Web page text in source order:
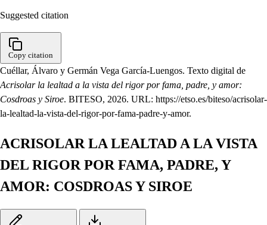
Suggested citation
Copy citation
Cuéllar, Álvaro y Germán Vega García-Luengos. Texto digital de
Acrisolar la lealtad a la vista del rigor por fama, padre, y amor:
Cosdroas y Siroe. BITESO, 2026. URL: https://etso.es/biteso/acrisolar-
la-lealtad-la-vista-del-rigor-por-fama-padre-y-amor.
ACRISOLAR LA LEALTAD A LA VISTA
DEL RIGOR POR FAMA, PADRE, Y
AMOR: COSDROAS Y SIROE